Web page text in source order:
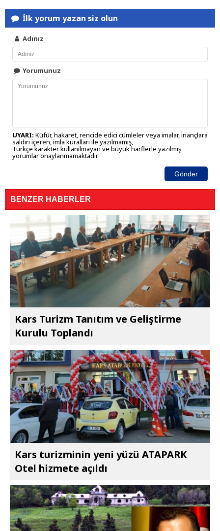
İlk yorum yazan siz olun
Adınız
Yorumunuz
UYARI: Küfür, hakaret, rencide edici cümleler veya imalar, inançlara
saldırı içeren, imla kuralları ile yazılmamış,
Türkçe karakter kullanılmayan ve büyük harflerle yazılmış
yorumlar onaylanmamaktadır.
Gönder
BENZER HABERLER
Kars Turizm Tanıtım ve Geliştirme
Kurulu Toplandı
Kars turizminin yeni yüzü ATAPARK
Otel hizmete açıldı